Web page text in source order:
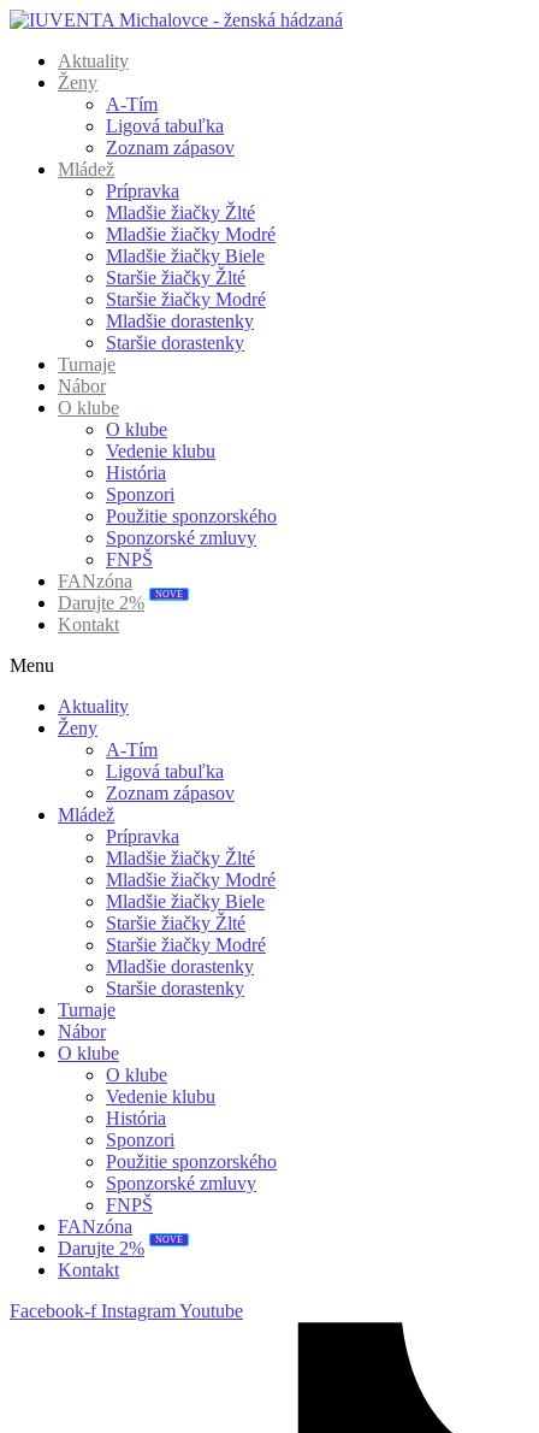
Aktuality
Ženy
A-Tím
Ligová tabuľka
Zoznam zápasov
Mládež
Prípravka
Mladšie žiačky Žlté
Mladšie žiačky Modré
Mladšie žiačky Biele
Staršie žiačky Žlté
Staršie žiačky Modré
Mladšie dorastenky
Staršie dorastenky
Turnaje
Nábor
O klube
O klube
Vedenie klubu
História
Sponzori
Použitie sponzorského
Sponzorské zmluvy
FNPŠ
FANzóna
Darujte 2%
NOVÉ
Kontakt
Menu
Aktuality
Ženy
A-Tím
Ligová tabuľka
Zoznam zápasov
Mládež
Prípravka
Mladšie žiačky Žlté
Mladšie žiačky Modré
Mladšie žiačky Biele
Staršie žiačky Žlté
Staršie žiačky Modré
Mladšie dorastenky
Staršie dorastenky
Turnaje
Nábor
O klube
O klube
Vedenie klubu
História
Sponzori
Použitie sponzorského
Sponzorské zmluvy
FNPŠ
FANzóna
Darujte 2%
NOVÉ
Kontakt
Facebook-f InstagramYoutube